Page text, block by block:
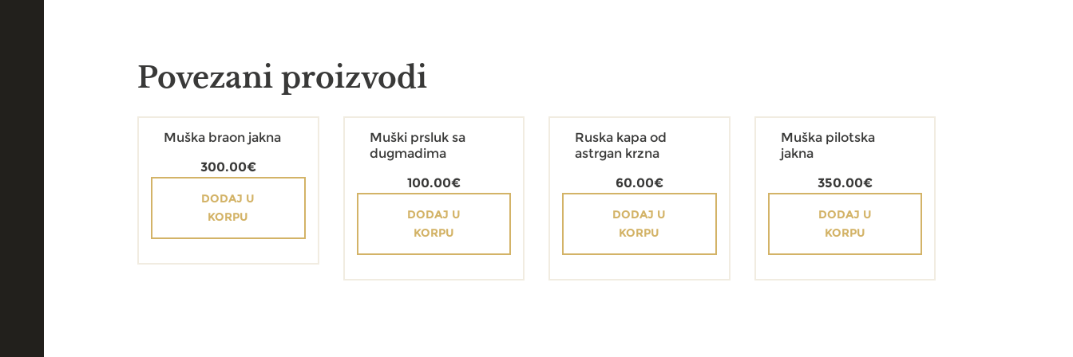
Povezani proizvodi
Muška braon jakna
300.00€
DODAJ U
KORPU
Muški prsluk sa
dugmadima
100.00€
DODAJ U
KORPU
Ruska kapa od
astrgan krzna
60.00€
DODAJ U
KORPU
Muška pilotska
jakna
350.00€
DODAJ U
KORPU